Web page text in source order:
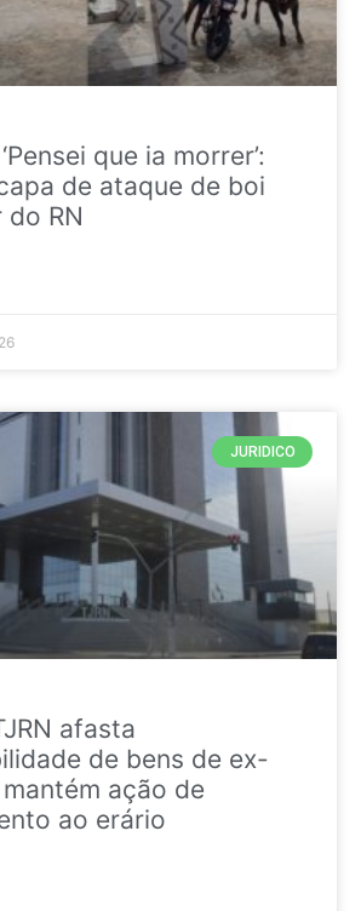
que ia morrer’:
de ataque de boi
RN
JURIDICO
afasta
de bens de ex-
ação de
ao erário